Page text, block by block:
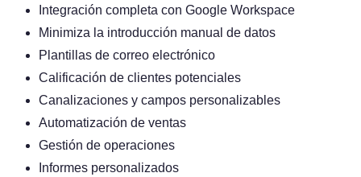
Integración completa con Google Workspace
Minimiza la introducción manual de datos
Plantillas de correo electrónico
Calificación de clientes potenciales
Canalizaciones y campos personalizables
Automatización de ventas
Gestión de operaciones
Informes personalizados